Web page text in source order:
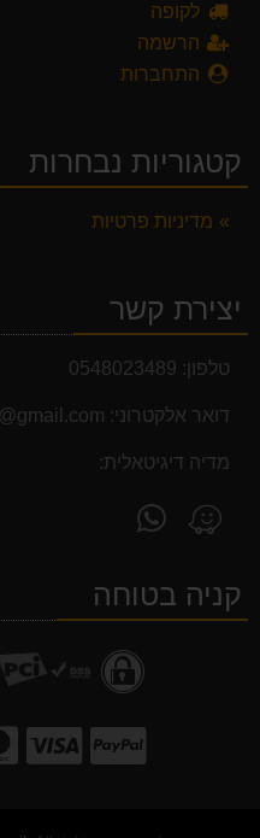
לקופה
הרשמה
התחברות
קטגוריות נבחרות
מדיניות פרטיות
יצירת קשר
טלפון: 0548023489
דואר אלקטרוני:
מדיה דיגיטאלית:
מצא
אותנו
Waze
WhatsAppקניה בטוחה